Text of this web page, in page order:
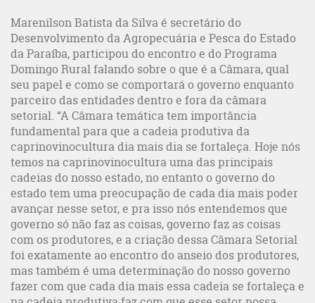
Marenilson Batista da Silva é secretário do
Desenvolvimento da Agropecuária e Pesca do Estado
da Paraíba, participou do encontro e do Programa
Domingo Rural falando sobre o que é a Câmara, qual
seu papel e como se comportará o governo enquanto
parceiro das entidades dentro e fora da câmara
setorial. “A Câmara temática tem importância
fundamental para que a cadeia produtiva da
caprinovinocultura dia mais dia se fortaleça. Hoje nós
temos na caprinovinocultura uma das principais
cadeias do nosso estado, no entanto o governo do
estado tem uma preocupação de cada dia mais poder
avançar nesse setor, e pra isso nós entendemos que
governo só não faz as coisas, governo faz as coisas
com os produtores, e a criação dessa Câmara Setorial
foi exatamente ao encontro do anseio dos produtores,
mas também é uma determinação do nosso governo
fazer com que cada dia mais essa cadeia se fortaleça e